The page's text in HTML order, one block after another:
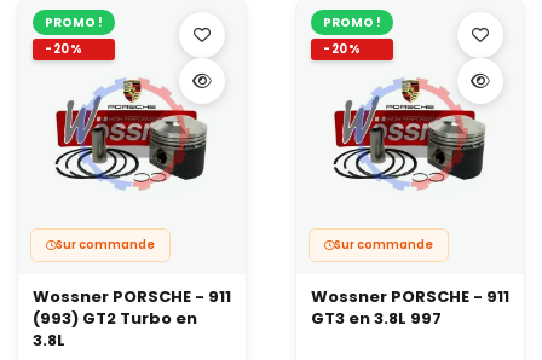
PROMO !
-20%
Sur commande
Wossner PORSCHE - 911
(993) GT2 Turbo en
3.8L
PROMO !
-20%
Sur commande
Wossner PORSCHE - 911
GT3 en 3.8L 997